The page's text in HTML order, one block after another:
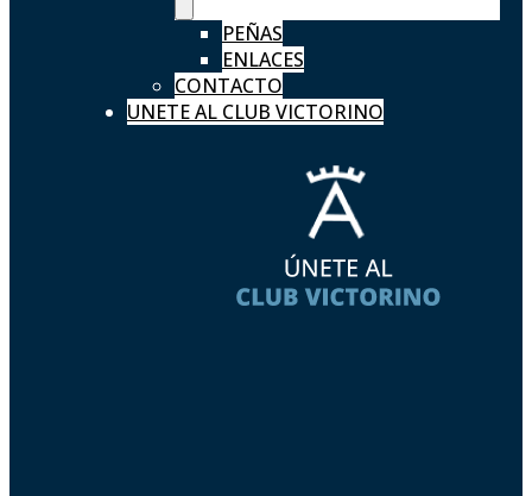
PEÑAS
ENLACES
CONTACTO
UNETE AL CLUB VICTORINO